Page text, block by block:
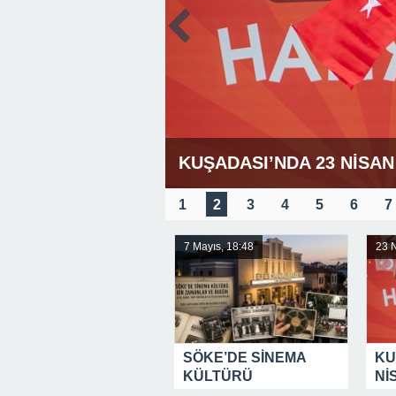
KUŞADASI’NDA 23
1 2 3 4 5 6 7
7 Mayıs, 18:48
SÖKE’DE SİNEMA
KÜLTÜRÜ
23